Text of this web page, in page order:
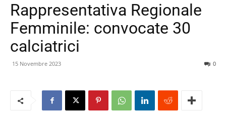
Rappresentativa Regionale
Femminile: convocate 30
calciatrici
15 Novembre 2023 0